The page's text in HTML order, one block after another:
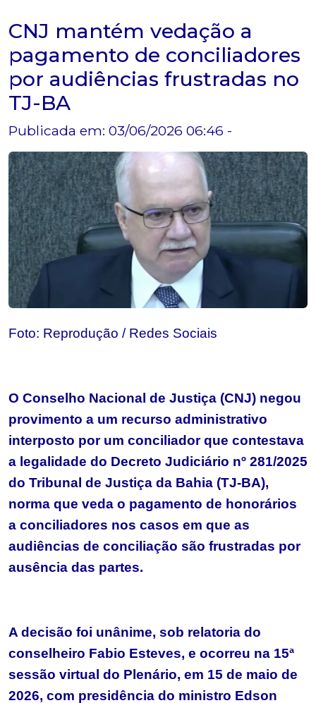
CNJ mantém vedação a
pagamento de conciliadores
por audiências frustradas no
TJ-BA
Publicada em: 03/06/2026 06:46 -
Foto: Reprodução / Redes Sociais
O Conselho Nacional de Justiça (CNJ) negou
provimento a um recurso administrativo
interposto por um conciliador que contestava
a legalidade do Decreto Judiciário nº 281/2025
do Tribunal de Justiça da Bahia (TJ-BA),
norma que veda o pagamento de honorários
a conciliadores nos casos em que as
audiências de conciliação são frustradas por
ausência das partes.
A decisão foi unânime, sob relatoria do
conselheiro Fabio Esteves, e ocorreu na 15ª
sessão virtual do Plenário, em 15 de maio de
2026, com presidência do ministro Edson